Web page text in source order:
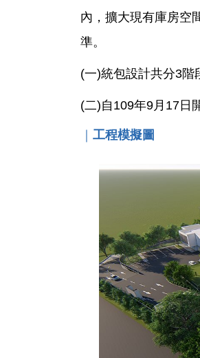
內，擴大現有庫房空
準。
(一)統包設計共分3階
(二)自109年9月17日
｜ 工程模擬圖